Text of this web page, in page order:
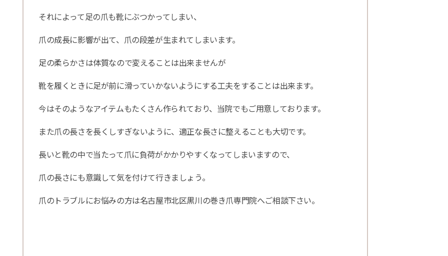
それによって足の爪も靴にぶつかってしまい、
爪の成長に影響が出て、爪の段差が生まれてしまいます。
足の柔らかさは体質なので変えることは出来ませんが
靴を履くときに足が前に滑っていかないようにする工夫をすることは出来ます。
今はそのようなアイテムもたくさん作られており、当院でもご用意しております。
また爪の長さを長くしすぎないように、適正な長さに整えることも大切です。
長いと靴の中で当たって爪に負荷がかかりやすくなってしまいますので、
爪の長さにも意識して気を付けて行きましょう。
爪のトラブルにお悩みの方は名古屋市北区黒川の巻き爪専門院へご相談下さい。